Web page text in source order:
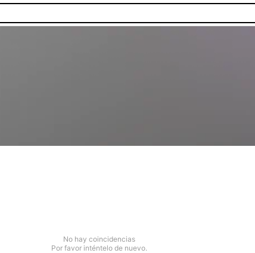
No hay coincidencias
Por favor inténtelo de nuevo.